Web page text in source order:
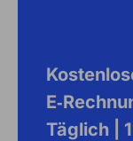
Täglich |